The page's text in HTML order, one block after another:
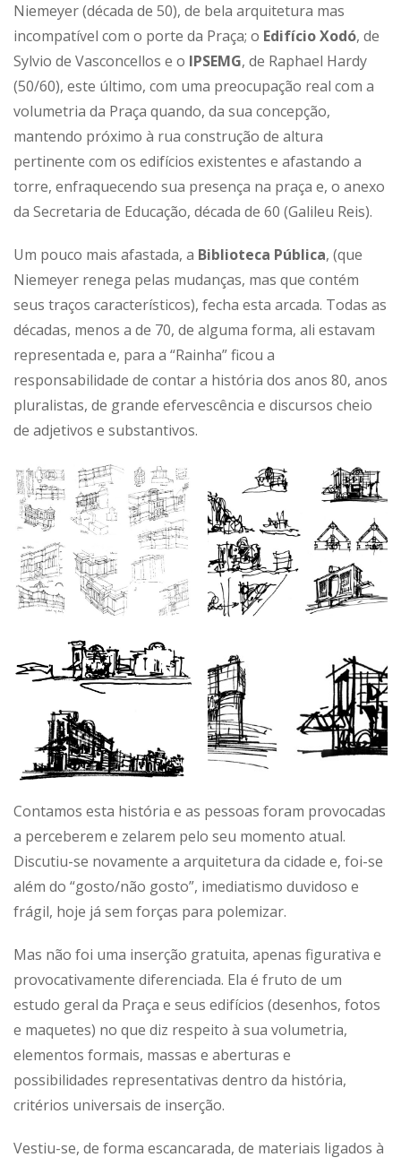
Niemeyer (década de 50), de bela arquitetura mas
incompatível com o porte da Praça; o Edifício Xodó, de
Sylvio de Vasconcellos e o IPSEMG, de Raphael Hardy
(50/60), este último, com uma preocupação real com a
volumetria da Praça quando, da sua concepção,
mantendo próximo à rua construção de altura
pertinente com os edifícios existentes e afastando a
torre, enfraquecendo sua presença na praça e, o anexo
da Secretaria de Educação, década de 60 (Galileu Reis).
Um pouco mais afastada, a Biblioteca Pública, (que
Niemeyer renega pelas mudanças, mas que contém
seus traços característicos), fecha esta arcada. Todas as
décadas, menos a de 70, de alguma forma, ali estavam
representada e, para a “Rainha” ficou a
responsabilidade de contar a história dos anos 80, anos
pluralistas, de grande efervescência e discursos cheio
de adjetivos e substantivos.
Contamos esta história e as pessoas foram provocadas
a perceberem e zelarem pelo seu momento atual.
Discutiu-se novamente a arquitetura da cidade e, foi-se
além do “gosto/não gosto”, imediatismo duvidoso e
frágil, hoje já sem forças para polemizar.
Mas não foi uma inserção gratuita, apenas figurativa e
provocativamente diferenciada. Ela é fruto de um
estudo geral da Praça e seus edifícios (desenhos, fotos
e maquetes) no que diz respeito à sua volumetria,
elementos formais, massas e aberturas e
possibilidades representativas dentro da história,
critérios universais de inserção.
Vestiu-se, de forma escancarada, de materiais ligados à